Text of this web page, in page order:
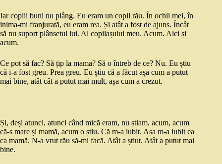
Iar copiii buni nu plâng. Eu eram un copil rău. În ochii mei, în
inima-mi franjurată, eu eram rea. Și atât a fost de ajuns. Încât
să nu suport plânsetul lui. Al copilașului meu. Acum. Aici și
acum.
Ce pot să fac? Să țip la mama? Să o întreb de ce? Nu. Eu știu
că i-a fost greu. Prea greu. Eu știu că a făcut așa cum a putut
mai bine, atât cât a putut mai mult, așa cum a crezut.
Și, deși atunci, atunci când mică eram, nu știam, acum, acum
că-s mare și mamă, acum o știu. Că m-a iubit. Așa m-a iubit ea
ca mamă. N-a vrut rău să-mi facă. Atât a știut. Atât a putut mai
bine.